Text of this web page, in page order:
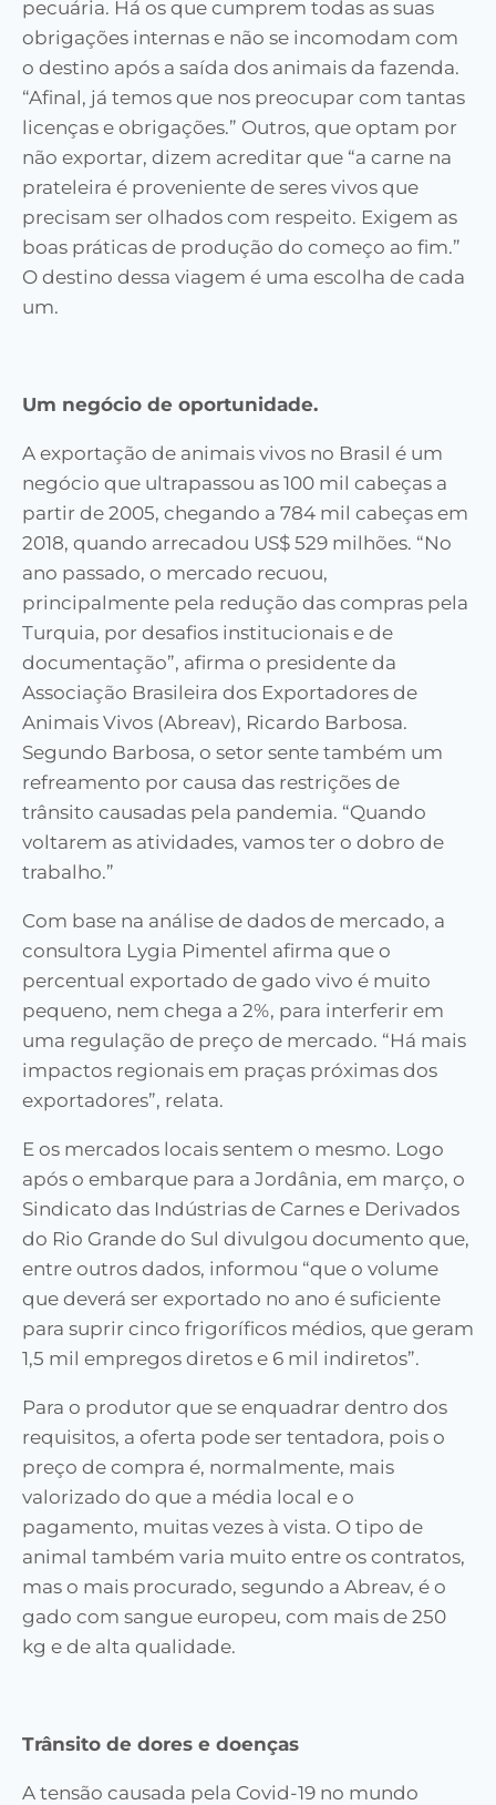
pecuária. Há os que cumprem todas as suas
obrigações internas e não se incomodam com
o destino após a saída dos animais da fazenda.
“Afinal, já temos que nos preocupar com tantas
licenças e obrigações.” Outros, que optam por
não exportar, dizem acreditar que “a carne na
prateleira é proveniente de seres vivos que
precisam ser olhados com respeito. Exigem as
boas práticas de produção do começo ao fim.”
O destino dessa viagem é uma escolha de cada
um.
Um negócio de oportunidade.
A exportação de animais vivos no Brasil é um
negócio que ultrapassou as 100 mil cabeças a
partir de 2005, chegando a 784 mil cabeças em
2018, quando arrecadou US$ 529 milhões. “No
ano passado, o mercado recuou,
principalmente pela redução das compras pela
Turquia, por desafios institucionais e de
documentação”, afirma o presidente da
Associação Brasileira dos Exportadores de
Animais Vivos (Abreav), Ricardo Barbosa.
Segundo Barbosa, o setor sente também um
refreamento por causa das restrições de
trânsito causadas pela pandemia. “Quando
voltarem as atividades, vamos ter o dobro de
trabalho.”
Com base na análise de dados de mercado, a
consultora Lygia Pimentel afirma que o
percentual exportado de gado vivo é muito
pequeno, nem chega a 2%, para interferir em
uma regulação de preço de mercado. “Há mais
impactos regionais em praças próximas dos
exportadores”, relata.
E os mercados locais sentem o mesmo. Logo
após o embarque para a Jordânia, em março, o
Sindicato das Indústrias de Carnes e Derivados
do Rio Grande do Sul divulgou documento que,
entre outros dados, informou “que o volume
que deverá ser exportado no ano é suficiente
para suprir cinco frigoríficos médios, que geram
1,5 mil empregos diretos e 6 mil indiretos”.
Para o produtor que se enquadrar dentro dos
requisitos, a oferta pode ser tentadora, pois o
preço de compra é, normalmente, mais
valorizado do que a média local e o
pagamento, muitas vezes à vista. O tipo de
animal também varia muito entre os contratos,
mas o mais procurado, segundo a Abreav, é o
gado com sangue europeu, com mais de 250
kg e de alta qualidade.
Trânsito de dores e doenças
A tensão causada pela Covid-19 no mundo